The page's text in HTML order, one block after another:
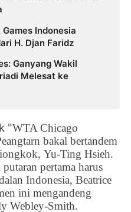
Indonesia
H. Djan Faridz
Ganyang Wakil
Melesat ke
"WTA Chicago
bakal bertandem
Yu-Ting Hsieh.
pertama harus
Indonesia, Beatrice
ini mengandeng
Webley-Smith.